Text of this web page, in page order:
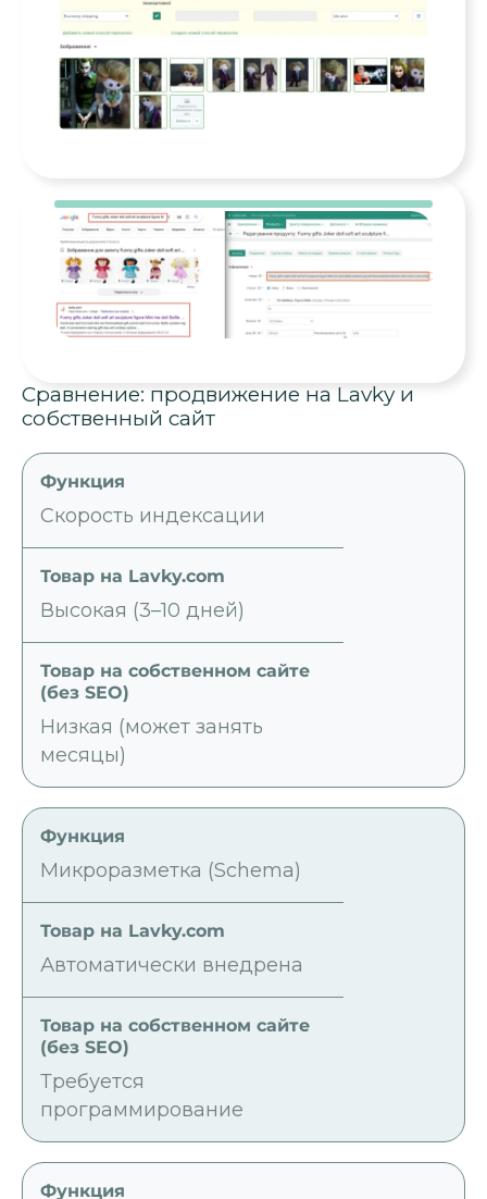
Сравнение: продвижение на Lavky и
собственный сайт
Скорость индексации
Высокая (3–10 дней)
Низкая (может занять
месяцы)
Микроразметка (Schema)
Автоматически внедрена
Требуется
программирование